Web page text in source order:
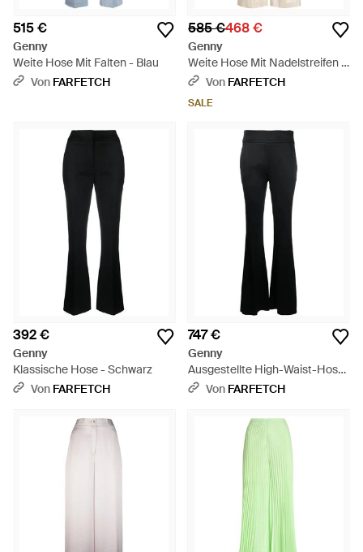
515 €
Genny
Weite Hose Mit Falten - Blau
Von FARFETCH
585 €468 €
Genny
Weite Hose Mit Nadelstreifen -
WeißVon FARFETCH
SALE
392 €
Genny
Klassische Hose - Schwarz
Von FARFETCH
747 €
Genny
Ausgestellte High-Waist-Hose
- Blau
Von FARFETCH